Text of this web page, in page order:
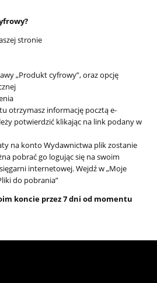
stronie
„Produkt cyfrowy”, oraz opcję
otrzymasz informację pocztą e-
potwierdzić klikając na link podany w
na konto Wydawnictwa plik zostanie
pobrać go logując się na swoim
internetowej. Wejdź w „Moje
do pobrania”
koncie przez 7 dni od momentu